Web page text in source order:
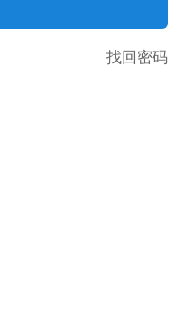
找回密码